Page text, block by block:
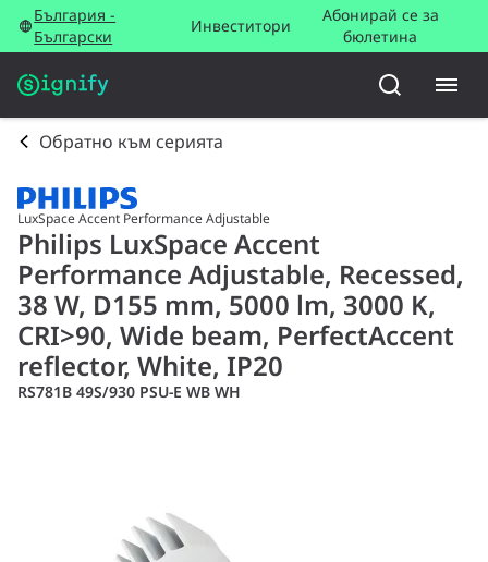
България -
Български
Инвеститори
Абонирай се за
бюлетина
Обратно към серията
LuxSpace Accent Performance Adjustable
Philips LuxSpace Accent
Performance Adjustable, Recessed,
38 W, D155 mm, 5000 lm, 3000 K,
CRI>90, Wide beam, PerfectAccent
reflector, White, IP20
RS781B 49S/930 PSU-E WB WH